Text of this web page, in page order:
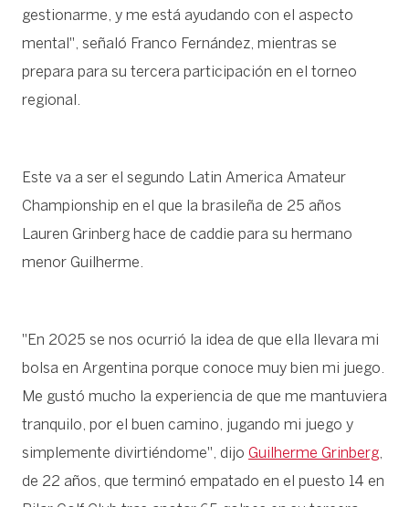
gestionarme, y me está ayudando con el aspecto
mental", señaló Franco Fernández, mientras se
prepara para su tercera participación en el torneo
regional.
Este va a ser el segundo Latin America Amateur
Championship en el que la brasileña de 25 años
Lauren Grinberg hace de caddie para su hermano
menor Guilherme.
"En 2025 se nos ocurrió la idea de que ella llevara mi
bolsa en Argentina porque conoce muy bien mi juego.
Me gustó mucho la experiencia de que me mantuviera
tranquilo, por el buen camino, jugando mi juego y
simplemente divirtiéndome", dijo Guilherme Grinberg,
de 22 años, que terminó empatado en el puesto 14 en